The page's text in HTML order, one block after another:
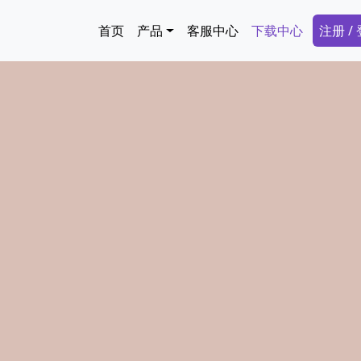
Main navigation
首页 产品 客服中心 下载中心 注册 /